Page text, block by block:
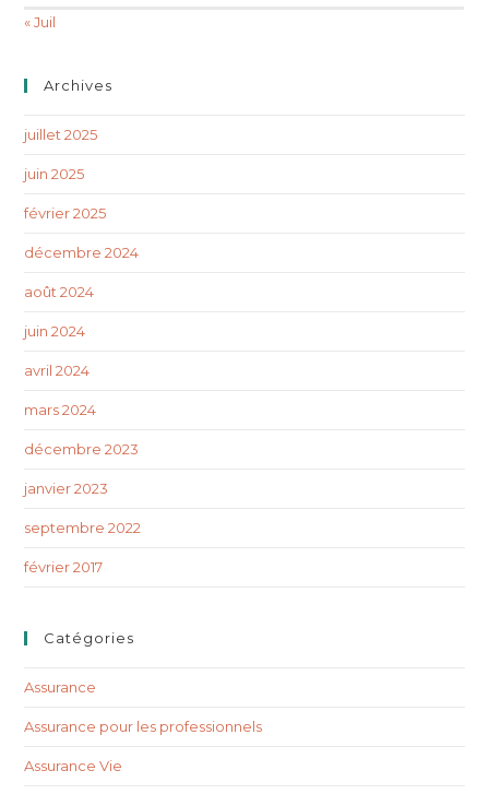
« Juil
Archives
juillet 2025
juin 2025
février 2025
décembre 2024
août 2024
juin 2024
avril 2024
mars 2024
décembre 2023
janvier 2023
septembre 2022
février 2017
Catégories
Assurance
Assurance pour les professionnels
Assurance Vie